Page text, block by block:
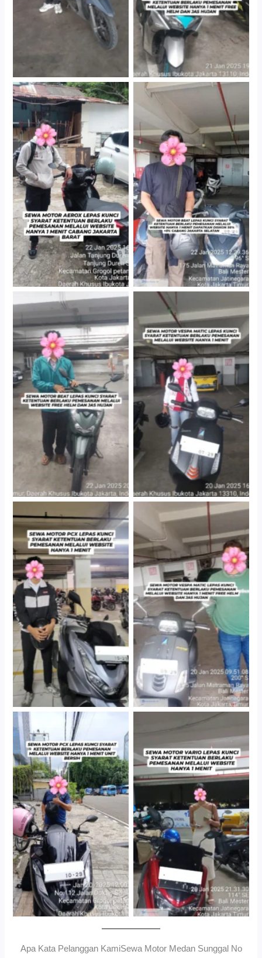
Cabang Jakarta Barat
Cityplaza Jatinegara
Gedung Parkir P6A
Cityplaza Jatinegara
Gedung Parkir P6A
Cityplaza Jatinegara
Gedung Parkir P6A
Hotel Kartika Chandra,
Jakarta Selatan
Cityplaza Jatinegara
Gedung Parkir P6A
Antar Jemput Kendaraan
Cityplaza Jatinegara
Gedung Parkir P6ASewa
Motor Medan Sunggal No
Ribet, Proses Kilat, Siap
Pakai.
Apa Kata Pelanggan KamiSewa Motor Medan Sunggal No